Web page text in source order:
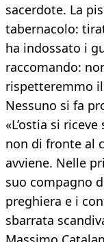
sacerdote. La
tabernacolo:
ha indossato i
raccomando:
rispetteremmo
Nessuno si fa
«L’ostia si
non di fronte al
avviene. Nelle
suo compagno
preghiera e i
sbarrata